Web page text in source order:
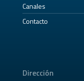
Canales
Contacto
Dirección